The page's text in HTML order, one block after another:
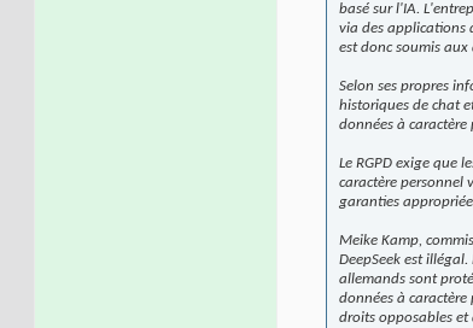
basé sur l'IA.
via des applications
est donc soumis
Selon ses propres
historiques de chat
données à caractère
Le RGPD exige que
caractère personnel
garanties
Meike Kamp,
DeepSeek est
allemands sont
données à caractère
droits opposables et